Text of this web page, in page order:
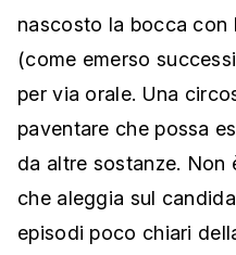
nascosto la bocca con
(come emerso
per via orale. Una
paventare che possa
da altre sostanze. Non
che aleggia sul
episodi poco chiari